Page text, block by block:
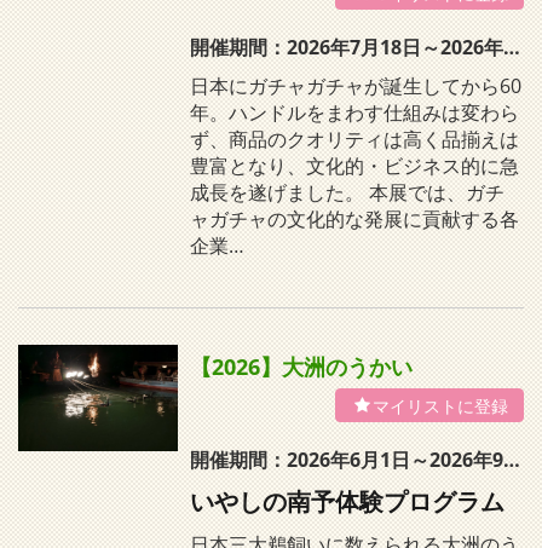
開催期間：2026年7月18日～2026年8月31日
日本にガチャガチャが誕生してから60
年。ハンドルをまわす仕組みは変わら
ず、商品のクオリティは高く品揃えは
豊富となり、文化的・ビジネス的に急
成長を遂げました。 本展では、ガチ
ャガチャの文化的な発展に貢献する各
企業…
【2026】大洲のうかい
開催期間：2026年6月1日～2026年9月20日
いやしの南予体験プログラム